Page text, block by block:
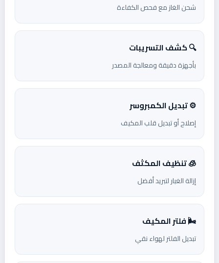
شحن الغاز مع فحص الكفاءة
🔍 كشف التسريبات
بأجهزة دقيقة ومعالجة المصدر
⚙️ تبديل الكمبروسر
إصلاح أو تبديل قلب المكيف
🧊 تنظيف المكثف
إزالة الغبار لتبريد أفضل
🌬️ فلتر المكيف
تبديل الفلتر لهواء نقي